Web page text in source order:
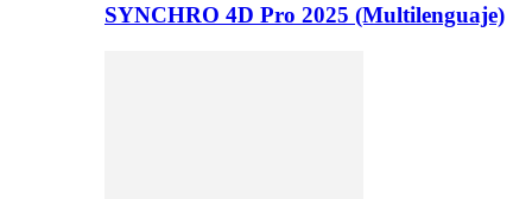
SYNCHRO 4D Pro 2025 (Multilenguaje)